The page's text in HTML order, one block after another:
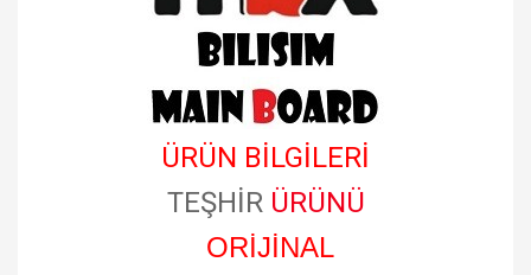
ÜRÜN BİLGİLERİ
TEŞHİR ÜRÜNÜ
ORİJİNAL